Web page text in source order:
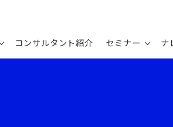
コンサルタント紹介 セミナー ナ